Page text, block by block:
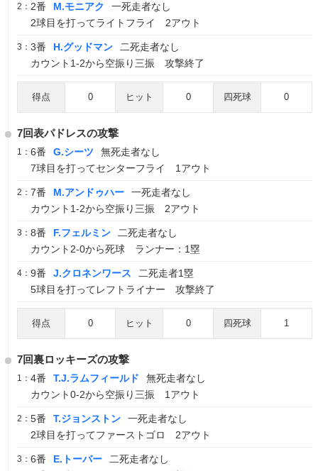
2： 2番 M.モニアク
一死走者なし
2球目を打ってライトフライ 2アウト
3： 3番 H.グッドマン
二死走者なし
カウント1-2から空振り三振 攻撃終了
得点 0 ヒット 0 四死球 0
7回表パドレスの攻撃
1： 6番 G.シーツ
無死走者なし
7球目を打ってセンターフライ 1アウト
2： 7番 M.アンドゥハー
一死走者なし
カウント1-2から空振り三振 2アウト
3： 8番 F.フェルミン
二死走者なし
カウント2-0から死球 ランナー：1塁
4： 9番 J.クロネンワース
二死走者1塁
5球目を打ってレフトライナー 攻撃終了
得点 0 ヒット 0 四死球 1
7回裏ロッキーズの攻撃
1： 4番 T.J.ラムフィールド
無死走者なし
カウント0-2から空振り三振 1アウト
2： 5番 T.ジョンストン
一死走者なし
2球目を打ってファーストゴロ 2アウト
3： 6番 E.トーバー
二死走者なし